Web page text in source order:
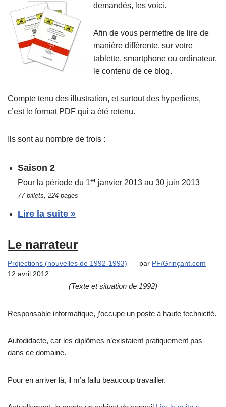
demandés, les voici.
Afin de vous permettre de lire de
manière différente, sur votre
tablette, smartphone ou ordinateur,
le contenu de ce blog.
Compte tenu des illustration, et surtout des hyperliens,
c’est le format PDF qui a été retenu.
Ils sont au nombre de trois :
Saison 2
Pour la période du 1er janvier 2013 au 30 juin 2013
77 billets, 224 pages
Lire la suite »
Le narrateur
Projections (nouvelles de 1992-1993) par PF/Grinçant.com
12 avril 2012
(Texte et situation de 1992)
Responsable informatique, j’occupe un poste à haute technicité.
Autodidacte, car les diplômes n’existaient pratiquement pas
dans ce domaine.
Pour en arriver là, il m’a fallu beaucoup travailler.